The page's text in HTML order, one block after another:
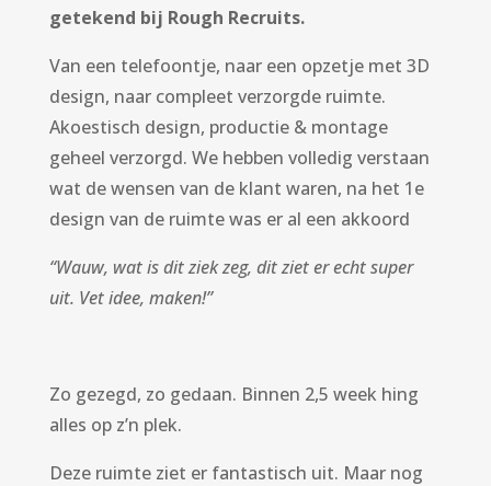
getekend bij Rough Recruits.
Van een telefoontje, naar een opzetje met 3D
design, naar compleet verzorgde ruimte.
Akoestisch design, productie & montage
geheel verzorgd. We hebben volledig verstaan
wat de wensen van de klant waren, na het 1e
design van de ruimte was er al een akkoord
“Wauw, wat is dit ziek zeg, dit ziet er echt super
uit. Vet idee, maken!”
Zo gezegd, zo gedaan. Binnen 2,5 week hing
alles op z’n plek.
Deze ruimte ziet er fantastisch uit. Maar nog